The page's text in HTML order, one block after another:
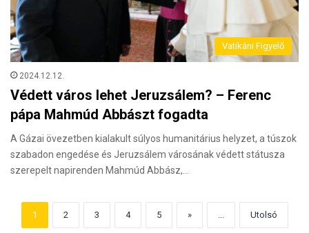
Vatikáni Figyelő
2024.12.12.
Védett város lehet Jeruzsálem? – Ferenc
pápa Mahmúd Abbászt fogadta
A Gázai övezetben kialakult súlyos humanitárius helyzet, a túszok
szabadon engedése és Jeruzsálem városának védett státusza
szerepelt napirenden Mahmúd Abbász,…
1 2 3 4 5 » Utolsó